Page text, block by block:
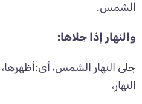
الشمس.
والنهار إذا جلاها:
جلى النهار الشمس، أى:أظهرها،
النهار،